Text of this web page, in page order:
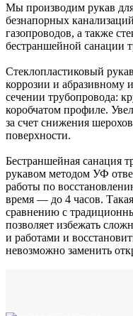
Мы производим рукав
безнапорных
газопроводов, а также
бестраншейной санации
Стеклопластиковый
коррозии и абразивному
сечении трубопровода:
коробчатом профиле.
за счет снижения
поверхности.
Бестраншейная санация
рукавом методом УФ
работы по
время — до 4 часов.
сравнению с
позволяет избежать
и работами и
невозможно заменить